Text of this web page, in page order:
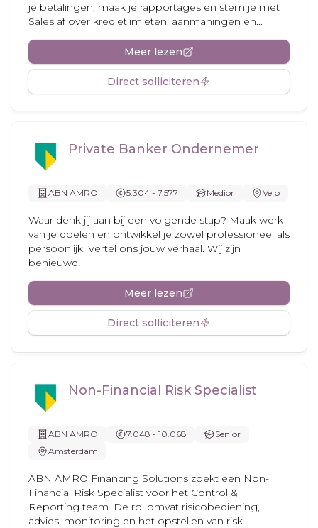
je betalingen, maak je rapportages en stem je met
Sales af over kredietlimieten, aanmaningen en...
Meer lezen
Direct solliciteren
Private Banker Ondernemer
ABN AMRO 5.304 - 7.577 Medior Velp
Waar denk jij aan bij een volgende stap? Maak werk
van je doelen en ontwikkel je zowel professioneel als
persoonlijk. Vertel ons jouw verhaal. Wij zijn
benieuwd!
Meer lezen
Direct solliciteren
Non-Financial Risk Specialist
ABN AMRO 7.048 - 10.068
Senior
Amsterdam
ABN AMRO Financing Solutions zoekt een Non-
Financial Risk Specialist voor het Control &
Reporting team. De rol omvat risicobediening,
advies, monitoring en het opstellen van risk